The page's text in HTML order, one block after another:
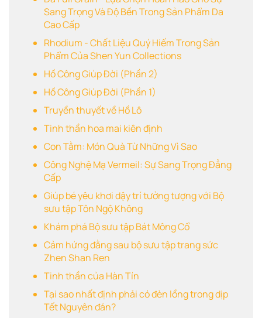
Sang Trọng Và Độ Bền Trong Sản Phẩm Da
Cao Cấp
Rhodium - Chất Liệu Quý Hiếm Trong Sản
Phẩm Của Shen Yun Collections
Hồ Công Giúp Đời (Phần 2)
Hồ Công Giúp Đời (Phần 1)
Truyền thuyết về Hồ Lô
Tinh thần hoa mai kiên định
Con Tằm: Món Quà Từ Những Vì Sao
Công Nghệ Mạ Vermeil: Sự Sang Trọng Đẳng
Cấp
Giúp bé yêu khơi dậy trí tưởng tượng với Bộ
sưu tập Tôn Ngộ Không
Khám phá Bộ sưu tập Bát Mông Cổ
Cảm hứng đằng sau bộ sưu tập trang sức
Zhen Shan Ren
Tinh thần của Hàn Tín
Tại sao nhất định phải có đèn lồng trong dịp
Tết Nguyên đán?